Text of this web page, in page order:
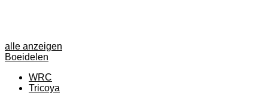
alle anzeigen
Boeidelen
WRC
Tricoya